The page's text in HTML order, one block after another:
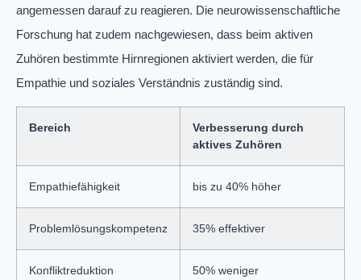
angemessen darauf zu reagieren. Die neurowissenschaftliche
Forschung hat zudem nachgewiesen, dass beim aktiven
Zuhören bestimmte Hirnregionen aktiviert werden, die für
Empathie und soziales Verständnis zuständig sind.
Bereich
Verbesserung durch
aktives Zuhören
Empathiefähigkeit bis zu 40% höher
Problemlösungskompetenz 35% effektiver
Konfliktreduktion
50% weniger